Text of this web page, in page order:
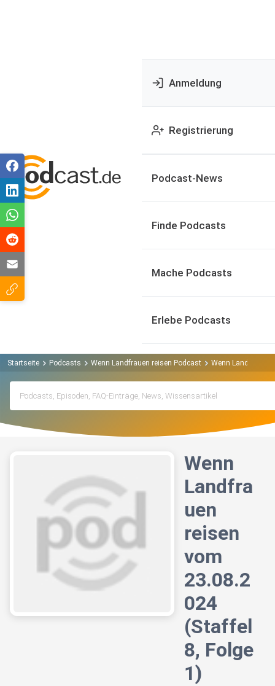
Anmeldung
Registrierung
Podcast-News
Finde Podcasts
Mache Podcasts
Erlebe Podcasts
Startseite Podcasts Wenn Landfrauen reisen Podcast Wenn Landfrauen
Wenn
Landfra
uen
reisen
vom
23.08.2
024
(Staffel
8, Folge
1)